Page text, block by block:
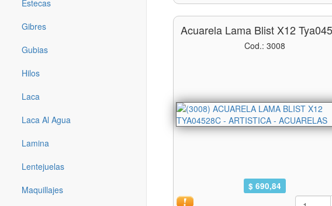
Estecas
Gibres
Gubias
Hilos
Laca
Laca Al Agua
Lamina
Lentejuelas
Maquillajes
Acuarela Lama Blist X12
Cod.: 3008
$ 690,84